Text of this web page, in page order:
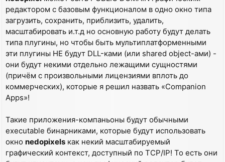
редактором с базовым функционалом в одно окно типа
загрузить, сохранить, приблизить, удалить,
масштабировать и.т.д но основную работу будут делать
типа плугины, но чтобы быть мультиплатформенными
эти плугины НЕ будут DLL-ками (или shared object-ами) -
они будут некими отдельно лежащими сущностями
(причём с произвольными лицензиями вплоть до
коммерческих), которые я решил назвать «Companion
Apps»!
Такие приложения-компаньоны будут обычными
executable бинарниками, которые будут использовать
окно nedopixels как некий масштабируемый
графический контекст, доступный по TCP/IP! То есть они